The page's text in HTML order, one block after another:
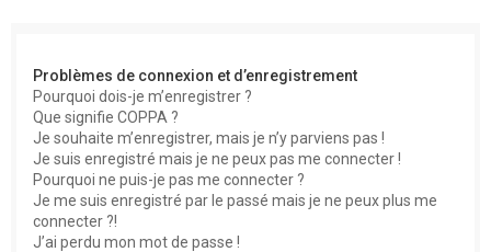
Problèmes de connexion et d’enregistrement
Pourquoi dois-je m’enregistrer ?
Que signifie COPPA ?
Je souhaite m’enregistrer, mais je n’y parviens pas !
Je suis enregistré mais je ne peux pas me connecter !
Pourquoi ne puis-je pas me connecter ?
Je me suis enregistré par le passé mais je ne peux plus me
connecter ?!
J’ai perdu mon mot de passe !